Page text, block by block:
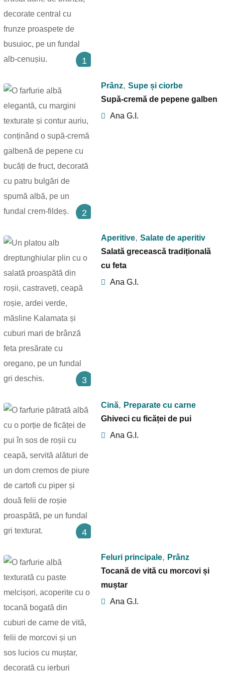
1
2
Prânz, Supe și ciorbe
Supă-cremă de pepene galben
Ana G.I.
3
Aperitive, Salate de aperitiv
Salată grecească tradițională
cu feta
Ana G.I.
4
Cină, Preparate cu carne
Ghiveci cu ficăței de pui
Ana G.I.
Feluri principale, Prânz
Tocană de vită cu morcovi și
muștar
Ana G.I.